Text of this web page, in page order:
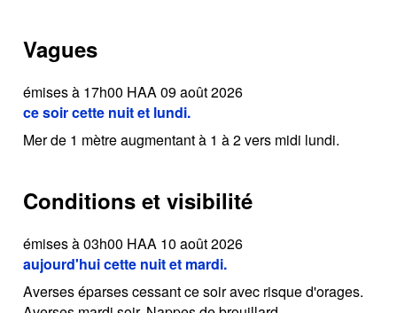
Vagues
émises à 17h00 HAA 09 août 2026
ce soir cette nuit et lundi.
Mer de 1 mètre augmentant à 1 à 2 vers midi lundi.
Conditions et visibilité
émises à 03h00 HAA 10 août 2026
aujourd'hui cette nuit et mardi.
Averses éparses cessant ce soir avec risque d'orages.